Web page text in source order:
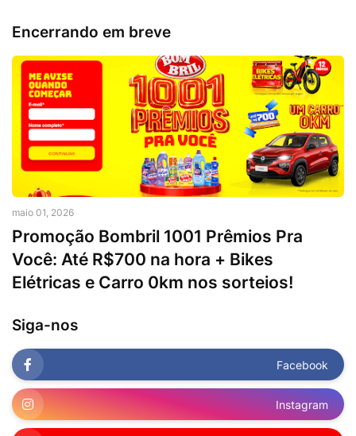
Encerrando em breve
maio 01, 2026
Promoção Bombril 1001 Prêmios Pra
Você: Até R$700 na hora + Bikes
Elétricas e Carro 0km nos sorteios!
Siga-nos
Facebook
Instagram